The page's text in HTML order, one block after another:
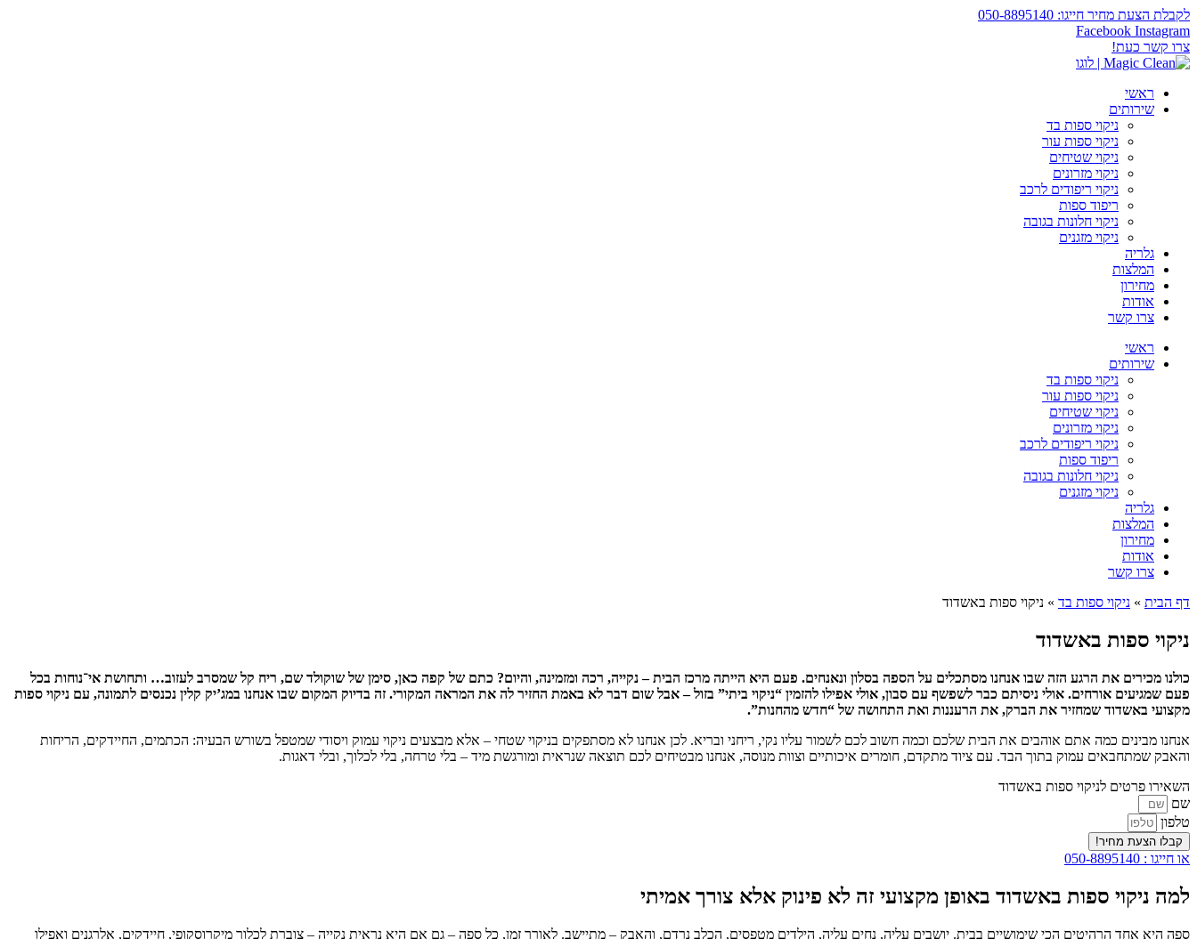
לקבלת הצעת מחיר חייגו: 050-8895140
Facebook Instagram
צרו קשר כעת!
ראשי
שירותים
ניקוי ספות בד
ניקוי ספות עור
ניקוי שטיחים
ניקוי מזרונים
ניקוי ריפודים לרכב
ריפוד ספות
ניקוי חלונות בגובה
ניקוי מזגנים
גלריה
המלצות
מחירון
אודות
צרו קשר
ראשי
שירותים
ניקוי ספות בד
ניקוי ספות עור
ניקוי שטיחים
ניקוי מזרונים
ניקוי ריפודים לרכב
ריפוד ספות
ניקוי חלונות בגובה
ניקוי מזגנים
גלריה
המלצות
מחירון
אודות
צרו קשר
דף הבית » ניקוי ספות בד » ניקוי ספות באשדוד
ניקוי ספות באשדוד
כולנו מכירים את הרגע הזה שבו אנחנו מסתכלים על הספה בסלון ונאנחים. פעם היא הייתה מרכז הבית – נקייה, רכה ומזמינה, והיום? כתם של קפה כאן, סימן של שוקולד שם, ריח קל שמסרב לעזוב… ותחושת אי־נוחות בכל
פעם שמגיעים אורחים. אולי ניסיתם כבר לשפשף עם סבון, אולי אפילו להזמין “ניקוי ביתי” בזול – אבל שום דבר לא באמת החזיר לה את המראה המקורי. זה בדיוק המקום שבו אנחנו במג’יק קלין נכנסים לתמונה, עם ניקוי ספות
מקצועי באשדוד שמחזיר את הברק, את הרעננות ואת התחושה של “חדש מהחנות”.
אנחנו מבינים כמה אתם אוהבים את הבית שלכם וכמה חשוב לכם לשמור עליו נקי, ריחני ובריא. לכן אנחנו לא מסתפקים בניקוי שטחי – אלא מבצעים ניקוי עמוק ויסודי שמטפל בשורש הבעיה: הכתמים, החיידקים, הריחות
והאבק שמתחבאים עמוק בתוך הבד. עם ציוד מתקדם, חומרים איכותיים וצוות מנוסה, אנחנו מבטיחים לכם תוצאה שנראית ומורגשת מיד – בלי טרחה, בלי לכלוך, ובלי דאגות.
השאירו פרטים לניקוי ספות באשדוד
שם
טלפון
קבלו הצעת מחיר!
או חייגו : 050-8895140
למה ניקוי ספות באשדוד באופן מקצועי זה לא פינוק אלא צורך אמיתי
ספה היא אחד הרהיטים הכי שימושיים בבית. יושבים עליה, נחים עליה, הילדים מטפסים, הכלב נרדם, והאבק – מתיישב. לאורך זמן, כל ספה – גם אם היא נראית נקייה – צוברת לכלוך מיקרוסקופי, חיידקים, אלרגנים ואפילו